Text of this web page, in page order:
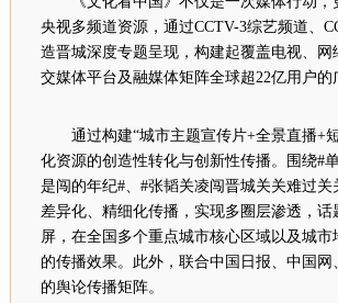
央视多频道资源，通过CCTV-3综艺频道、
造晋城深度专题呈现，构建起覆盖电视、
交媒体平台及融媒体矩阵全球超22亿用户
通过构建“城市主题宣传片+全景直播+
化资源的创造性转化与创新性传播。围绕#
是闯的年纪#、#张韬关凌闯晋城关关难过
差异化、精细化传播，实现多圈层渗透，
屏，在全国多个重点城市核心区域以及城
的传播效果。此外，联合中国日报、中国
的舆论传播矩阵。